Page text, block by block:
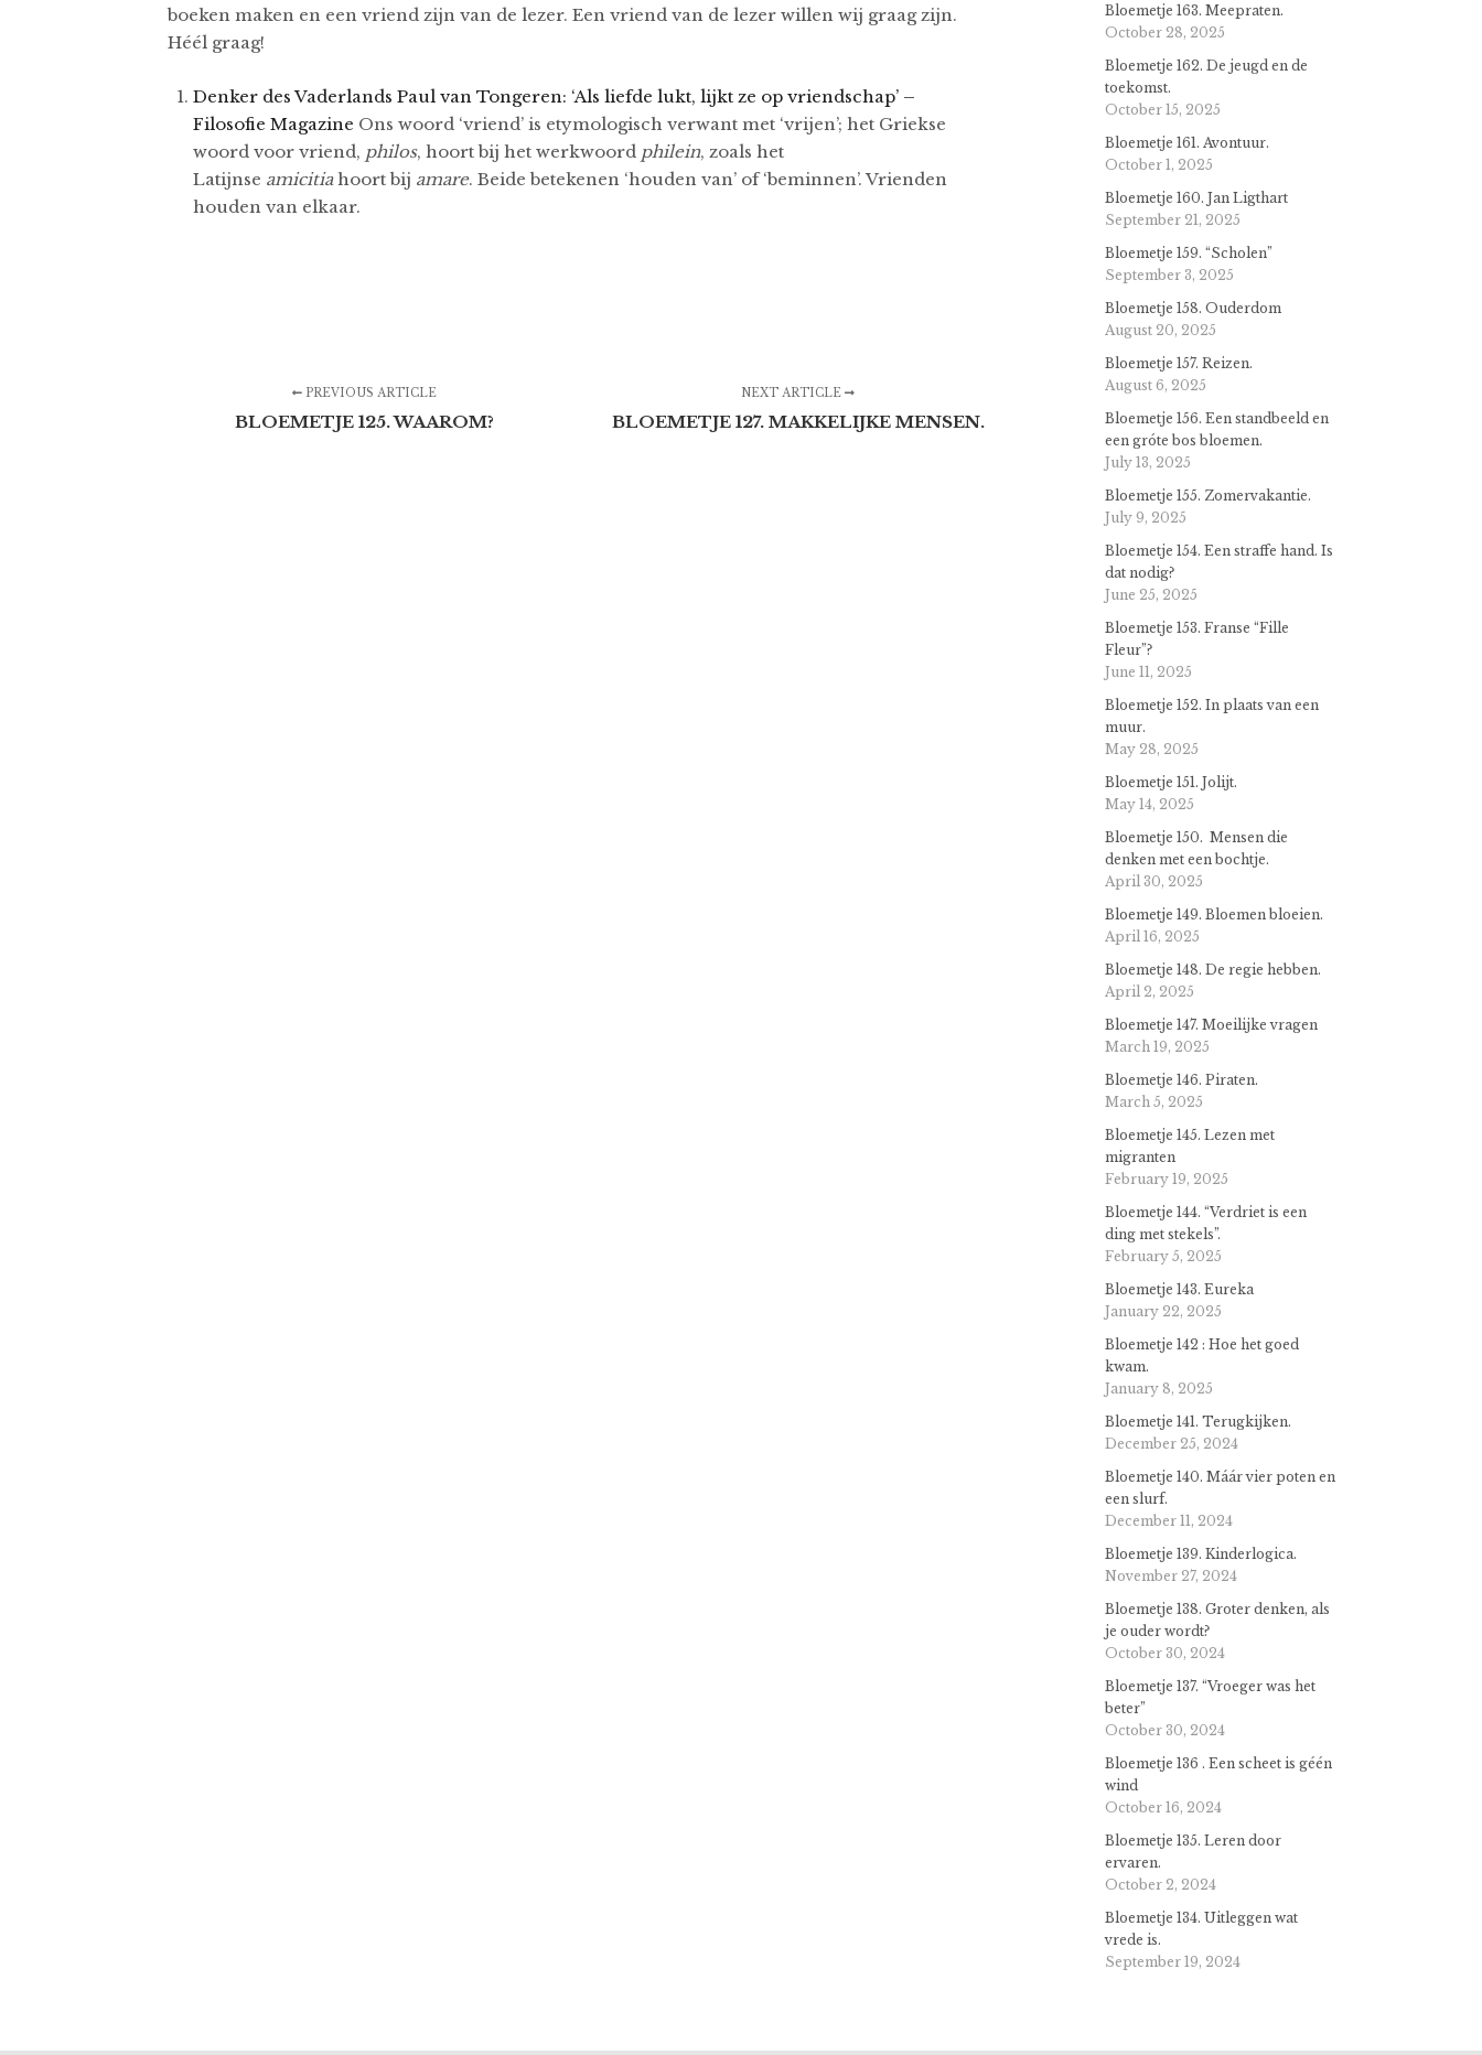
boeken maken en een vriend zijn van de lezer. Een vriend van de lezer willen wij graag zijn.
Héél graag!
Denker des Vaderlands Paul van Tongeren: ‘Als liefde lukt, lijkt ze op vriendschap’ –
Filosofie Magazine Ons woord ‘vriend’ is etymologisch verwant met ‘vrijen’; het Griekse
woord voor vriend, philos, hoort bij het werkwoord philein, zoals het
Latijnse amicitiahoort bij amare. Beide betekenen ‘houden van’ of ‘beminnen’. Vrienden
houden van elkaar.
PREVIOUS ARTICLE
BLOEMETJE 125. WAAROM?
NEXT ARTICLE
BLOEMETJE 127. MAKKELIJKE MENSEN.
Bloemetje 163. Meepraten.
October 28, 2025
Bloemetje 162. De jeugd en de
toekomst.
October 15, 2025
Bloemetje 161. Avontuur.
October 1, 2025
Bloemetje 160. Jan Ligthart
September 21, 2025
Bloemetje 159. “Scholen”
September 3, 2025
Bloemetje 158. Ouderdom
August 20, 2025
Bloemetje 157. Reizen.
August 6, 2025
Bloemetje 156. Een standbeeld en
een gróte bos bloemen.
July 13, 2025
Bloemetje 155. Zomervakantie.
July 9, 2025
Bloemetje 154. Een straffe hand. Is
dat nodig?
June 25, 2025
Bloemetje 153. Franse “Fille
Fleur”?
June 11, 2025
Bloemetje 152. In plaats van een
muur.
May 28, 2025
Bloemetje 151. Jolijt.
May 14, 2025
Bloemetje 150. Mensen die
denken met een bochtje.
April 30, 2025
Bloemetje 149. Bloemen bloeien.
April 16, 2025
Bloemetje 148. De regie hebben.
April 2, 2025
Bloemetje 147. Moeilijke vragen
March 19, 2025
Bloemetje 146. Piraten.
March 5, 2025
Bloemetje 145. Lezen met
migranten
February 19, 2025
Bloemetje 144. “Verdriet is een
ding met stekels”.
February 5, 2025
Bloemetje 143. Eureka
January 22, 2025
Bloemetje 142 : Hoe het goed
kwam.
January 8, 2025
Bloemetje 141. Terugkijken.
December 25, 2024
Bloemetje 140. Máár vier poten en
een slurf.
December 11, 2024
Bloemetje 139. Kinderlogica.
November 27, 2024
Bloemetje 138. Groter denken, als
je ouder wordt?
October 30, 2024
Bloemetje 137. “Vroeger was het
beter”
October 30, 2024
Bloemetje 136 . Een scheet is géén
wind
October 16, 2024
Bloemetje 135. Leren door
ervaren.
October 2, 2024
Bloemetje 134. Uitleggen wat
vrede is.
September 19, 2024